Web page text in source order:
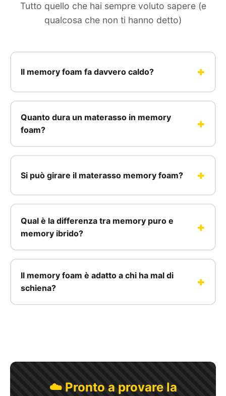
Tutto quello che hai sempre voluto sapere (e
qualcosa che non ti hanno detto)
Il memory foam fa davvero caldo?
Quanto dura un materasso in memory
foam?
Si può girare il materasso memory foam?
Qual è la differenza tra memory puro e
memory ibrido?
Il memory foam è adatto a chi ha mal di
schiena?
☁️ Pronto a provare la